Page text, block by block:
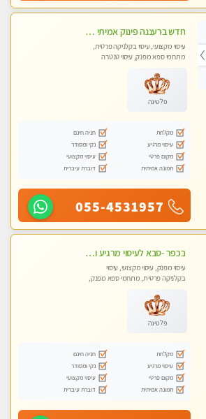
חדש ברעננה פינוק אמיתי ומרגיע באווירה רומנטית
עיסוי מקצועי, עיסוי בקלניקה פרטית,
מתחמי ספא מפנק, עיסוי טנטרה
פלטינה
מקלחת
חניה חינם
עיסוי מרגיע
נקי ומסודר
מקום פרטי
עיסוי מקצועי
תמונה אמיתית
דוברת עיברית
055-4531957
בכפר -סבא לעיסוי מרגיע ומפנק VIP-מומלץ לחלוטין! פרטי! ​​​​​​
עיסוי מפנק, עיסוי מקצועי, עיסוי
בקלניקה פרטית, מתחמי ספא מפנק,
פלטינה
מקלחת
חניה חינם
עיסוי מרגיע
נקי ומסודר
מקום פרטי
עיסוי מקצועי
תמונה אמיתית
דוברת עיברית